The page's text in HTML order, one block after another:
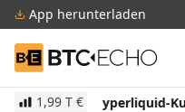
App herunterladen
BTC-ECHO
1,99 T €
Kurs 48,30 € 1.20%